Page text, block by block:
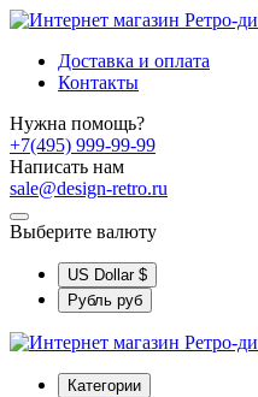
Доставка и оплата
Контакты
Нужна помощь?
+7(495) 999-99-99
Написать нам
sale@design-retro.ru
Выберите валюту
US Dollar $
Рубль руб
Категории